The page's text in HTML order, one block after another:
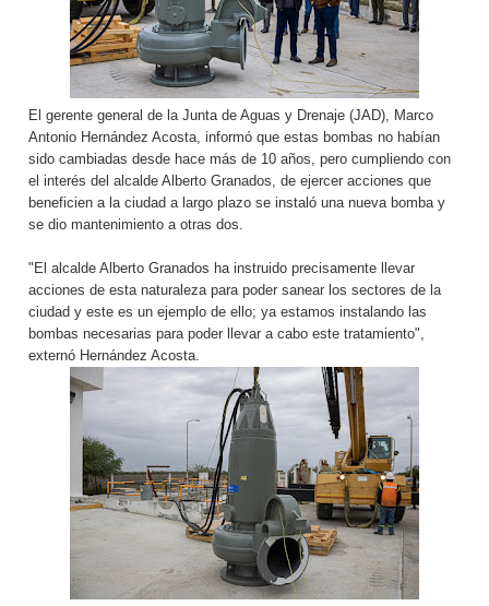
El gerente general de la Junta de Aguas y Drenaje (JAD), Marco
Antonio Hernández Acosta, informó que estas bombas no habían
sido cambiadas desde hace más de 10 años, pero cumpliendo con
el interés del alcalde Alberto Granados, de ejercer acciones que
beneficien a la ciudad a largo plazo se instaló una nueva bomba y
se dio mantenimiento a otras dos.
"El alcalde Alberto Granados ha instruido precisamente llevar
acciones de esta naturaleza para poder sanear los sectores de la
ciudad y este es un ejemplo de ello; ya estamos instalando las
bombas necesarias para poder llevar a cabo este tratamiento",
externó Hernández Acosta.